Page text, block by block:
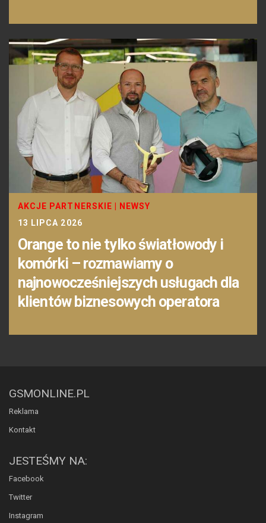
AKCJE PARTNERSKIE
NEWSY
13 LIPCA 2026
Orange to nie tylko światłowody i
komórki – rozmawiamy o
najnowocześniejszych usługach dla
klientów biznesowych operatora
GSMONLINE.PL
Reklama
Kontakt
JESTEŚMY NA:
Facebook
Twitter
Instagram